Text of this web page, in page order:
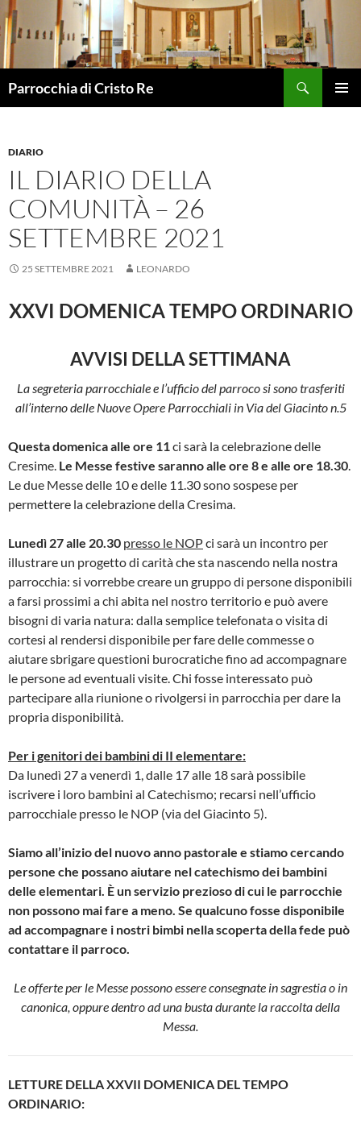
Vai
al
contenuto
Parrocchia di Cristo Re
DIARIO
IL DIARIO DELLA
COMUNITÀ – 26
SETTEMBRE 2021
25 SETTEMBRE 2021 LEONARDO
XXVI DOMENICA TEMPO ORDINARIO
AVVISI DELLA SETTIMANA
La segreteria parrocchiale e l’ufficio del parroco si sono trasferiti
all’interno delle Nuove Opere Parrocchiali in Via del Giacinto n.5
Questa domenica alle ore 11ci sarà la celebrazione delle
Cresime. Le Messe festive saranno alle ore 8 e alle ore 18.30.
Le due Messe delle 10 e delle 11.30 sono sospese per
permettere la celebrazione della Cresima.
Lunedì 27 alle 20.30 presso le NOPci sarà un incontro per
illustrare un progetto di carità che sta nascendo nella nostra
parrocchia: si vorrebbe creare un gruppo di persone disponibili
a farsi prossimi a chi abita nel nostro territorio e può avere
bisogni di varia natura: dalla semplice telefonata o visita di
cortesi al rendersi disponibile per fare delle commesse o
aiutare sbrigare questioni burocratiche fino ad accompagnare
le persone ad eventuali visite. Chi fosse interessato può
partecipare alla riunione o rivolgersi in parrocchia per dare la
propria disponibilità.
Per i genitori dei bambini di II elementare:
Da lunedì 27 a venerdì 1, dalle 17 alle 18 sarà possibile
iscrivere i loro bambini al Catechismo; recarsi nell’ufficio
parrocchiale presso le NOP (via del Giacinto 5).
Siamo all’inizio del nuovo anno pastorale e stiamo cercando
persone che possano aiutare nel catechismo dei bambini
delle elementari. È un servizio prezioso di cui le parrocchie
non possono mai fare a meno. Se qualcuno fosse disponibile
ad accompagnare i nostri bimbi nella scoperta della fede può
contattare il parroco.
Le offerte per le Messe possono essere consegnate in sagrestia o in
canonica, oppure dentro ad una busta durante la raccolta della
Messa.
LETTURE DELLA XXVII DOMENICA DEL TEMPO
ORDINARIO: